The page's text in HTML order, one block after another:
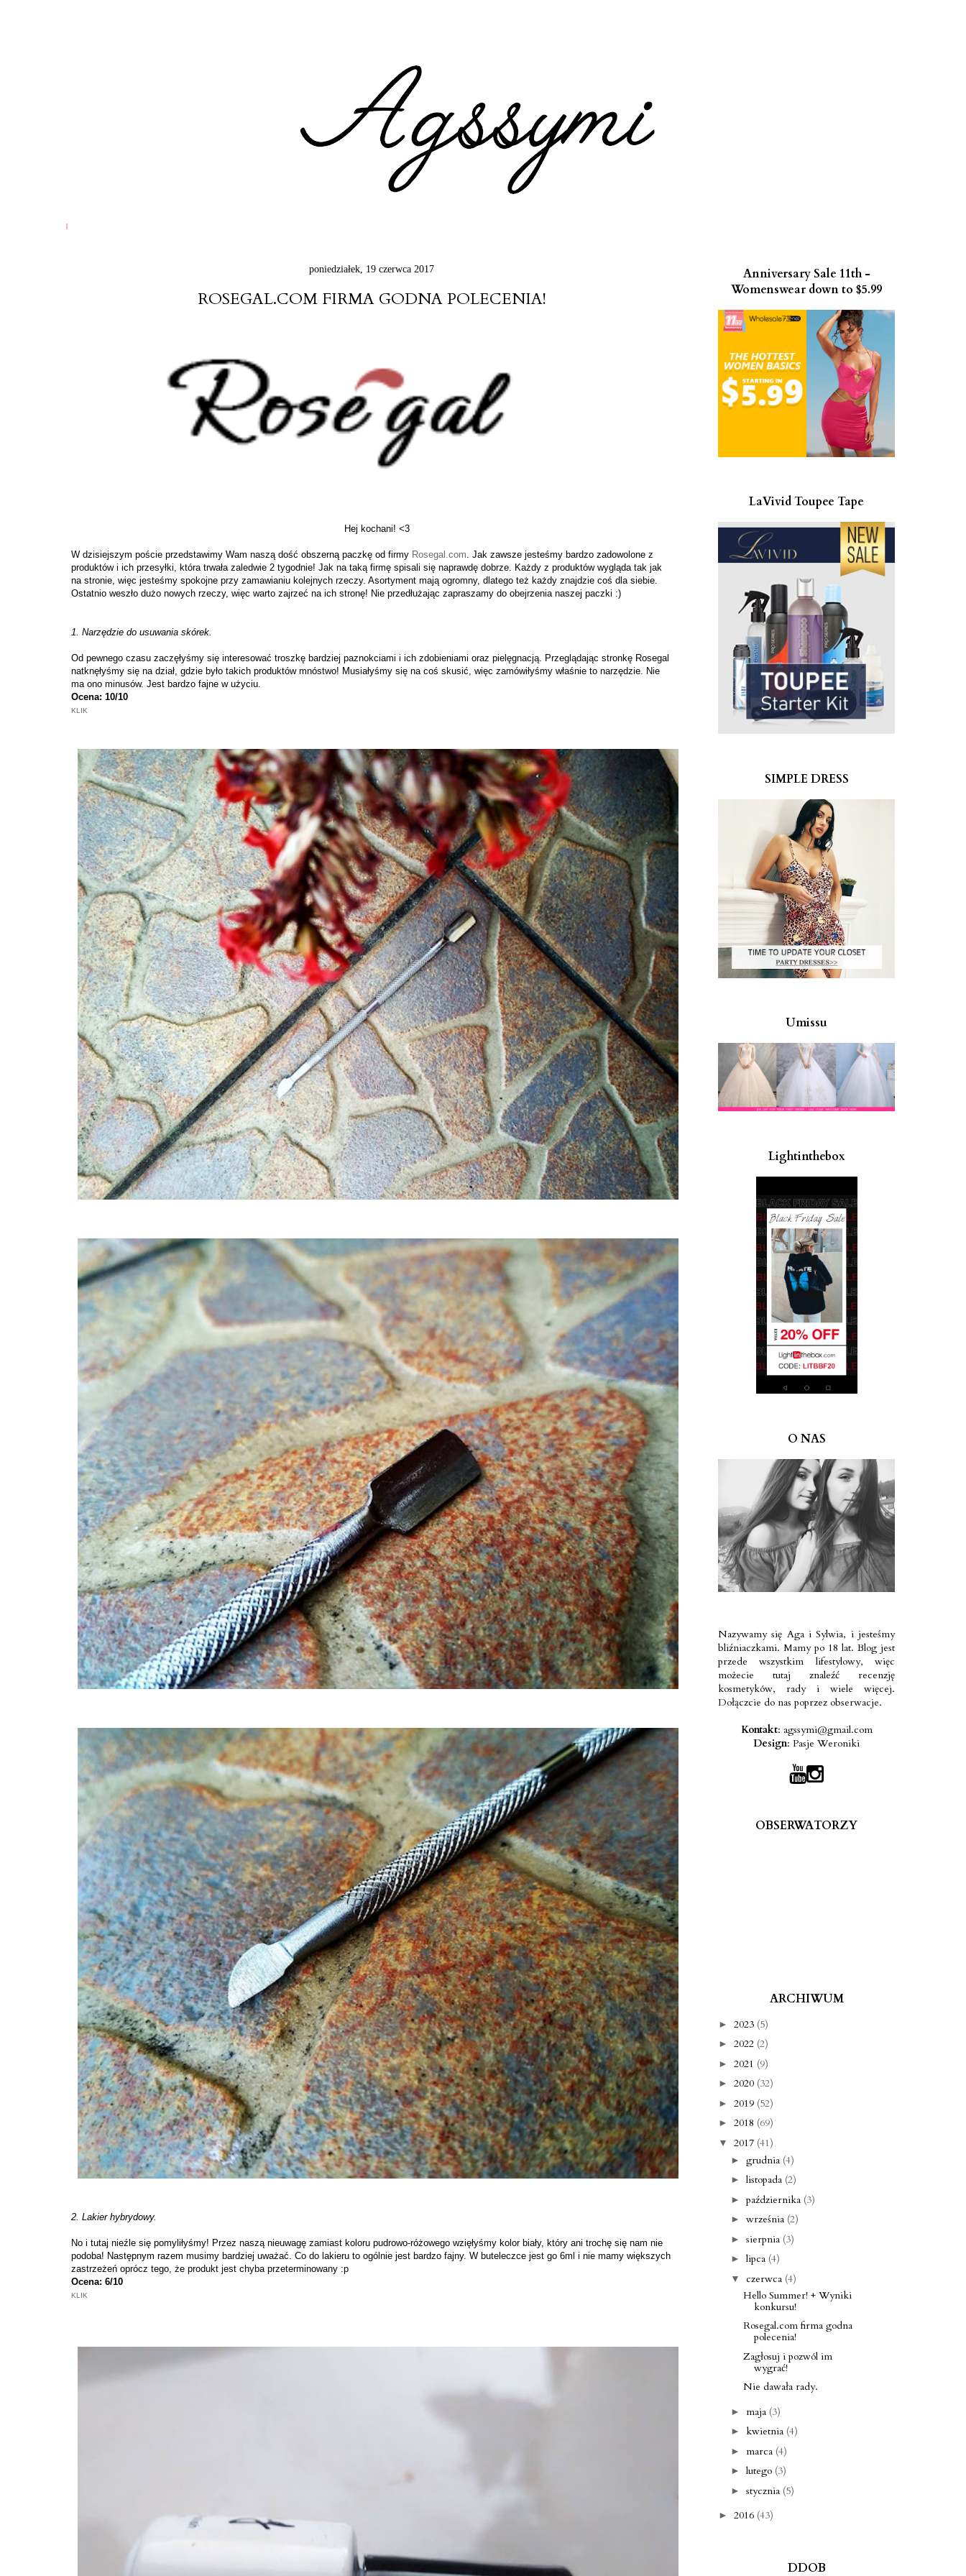
poniedziałek, 19 czerwca 2017
ROSEGAL.COM FIRMA GODNA POLECENIA!
Hej kochani! <3
W dzisiejszym poście przedstawimy Wam naszą dość obszerną paczkę od firmy Rosegal.com . Jak zawsze jesteśmy bardzo zadowolone z
produktów i ich przesyłki, która trwała zaledwie 2 tygodnie! Jak na taką firmę spisali się naprawdę dobrze. Każdy z produktów wygląda tak jak
na stronie, więc jesteśmy spokojne przy zamawianiu kolejnych rzeczy. Asortyment mają ogromny, dlatego też każdy znajdzie coś dla siebie.
Ostatnio weszło dużo nowych rzeczy, więc warto zajrzeć na ich stronę! Nie przedłużając zapraszamy do obejrzenia naszej paczki :)
1. Narzędzie do usuwania skórek.
Od pewnego czasu zaczęłyśmy się interesować troszkę bardziej paznokciami i ich zdobieniami oraz pielęgnacją. Przeglądając stronkę Rosegal
natknęłyśmy się na dział, gdzie było takich produktów mnóstwo! Musiałyśmy się na coś skusić, więc zamówiłyśmy właśnie to narzędzie. Nie
ma ono minusów. Jest bardzo fajne w użyciu.
Ocena: 10/10
KLIK
2. Lakier hybrydowy.
No i tutaj nieźle się pomyliłyśmy! Przez naszą nieuwagę zamiast koloru pudrowo-różowego wzięłyśmy kolor biały, który ani trochę się nam nie
podoba! Następnym razem musimy bardziej uważać. Co do lakieru to ogólnie jest bardzo fajny. W buteleczce jest go 6ml i nie mamy większych
zastrzeżeń oprócz tego, że produkt jest chyba przeterminowany :p
Ocena: 6/10
KLIK
Anniversary Sale 11th -
Womenswear down to $5.99
LaVivid Toupee Tape
SIMPLE DRESS
Umissu
Lightinthebox
O NAS
Nazywamy się Aga i Sylwia, i jesteśmy
bliźniaczkami. Mamy po 18 lat. Blog jest
przede wszystkim lifestylowy, więc
możecie tutaj znaleźć recenzję
kosmetyków, rady i wiele więcej.
Dołączcie do nas poprzez obserwacje.
Kontakt: agssymi@gmail.com
Design: Pasje Weroniki
OBSERWATORZY
ARCHIWUM
► 2023 (5)
► 2022 (2)
► 2021 (9)
► 2020 (32)
► 2019 (52)
► 2018 (69)
▼ 2017 (41)
► grudnia (4)
► listopada (2)
► października (3)
► września (2)
► sierpnia (3)
► lipca (4)
▼ czerwca (4)
Hello Summer! + Wyniki
konkursu!
Rosegal.com firma godna
polecenia!
Zagłosuj i pozwól im
wygrać!
Nie dawała rady.
► maja (3)
► kwietnia (4)
► marca (4)
► lutego (3)
► stycznia (5)
► 2016 (43)
DDOB